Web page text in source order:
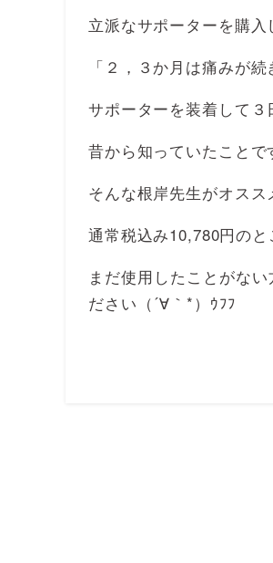
立派なサポーターを購入
「２，３か月は痛みが
サポーターを装着して
昔から知っていたこと
そんな根岸先生がオス
通常税込み10,780円の
まだ使用したことがな
ださい（´∀｀*）ｳﾌﾌ